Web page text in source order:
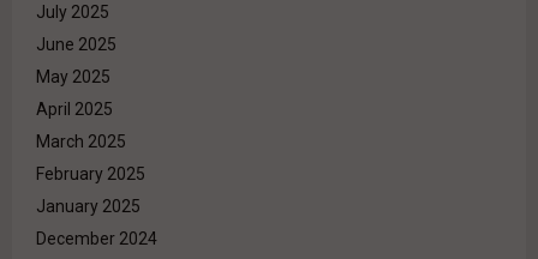
July 2025
June 2025
May 2025
April 2025
March 2025
February 2025
January 2025
December 2024